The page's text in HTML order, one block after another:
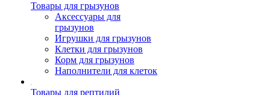
Товары для грызунов
Аксессуары для
грызунов
Игрушки для грызунов
Клетки для грызунов
Корм для грызунов
Наполнители для клеток
Товары для рептилий